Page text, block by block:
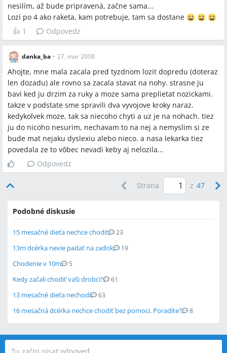
nesilím, až bude pripravená, začne sama...
Lozí po 4 ako raketa, kam potrebuje, tam sa dostane
👍 1 Odpovedz
danka_ba • 27. mar 2008
Ahojte, mne mala zacala pred tyzdnom lozit dopredu (doteraz
len dozadu) ale rovno sa zacala stavat na nohy. strasne ju
bavi ked ju drzim za ruky a moze sama preplietat nozickami.
takze v podstate sme spravili dva vyvojove kroky naraz.
kedykolvek moze, tak sa niecoho chyti a uz je na nohach. tiez
ju do nicoho nesurim, nechavam to na nej a nemyslim si ze
bude mat nejaku dyslexiu alebo nieco. a nasa lekarka tiez
povedala ze to vôbec nevadi keby aj nelozila...
Odpovedz
Strana z 47
Podobné diskusie
15 mesačné dieťa nechce chodiť 23
13m dcérka nevie padať na zadok 19
Chodenie v 10m 5
Kedy začali chodiť vaši drobci? 61
13 mesačné dieťa nechodí 63
16 mesačná dcérka nechce chodiť bez pomoci. Poradíte? 8